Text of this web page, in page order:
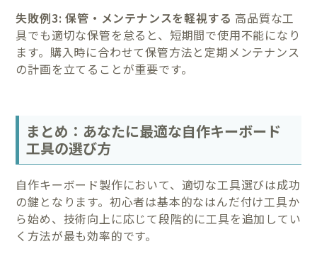
失敗例3: 保管・メンテナンスを軽視する 高品質な工
具でも適切な保管を怠ると、短期間で使用不能になり
ます。購入時に合わせて保管方法と定期メンテナンス
の計画を立てることが重要です。
まとめ：あなたに最適な自作キーボード
工具の選び方
自作キーボード製作において、適切な工具選びは成功
の鍵となります。初心者は基本的なはんだ付け工具か
ら始め、技術向上に応じて段階的に工具を追加してい
く方法が最も効率的です。